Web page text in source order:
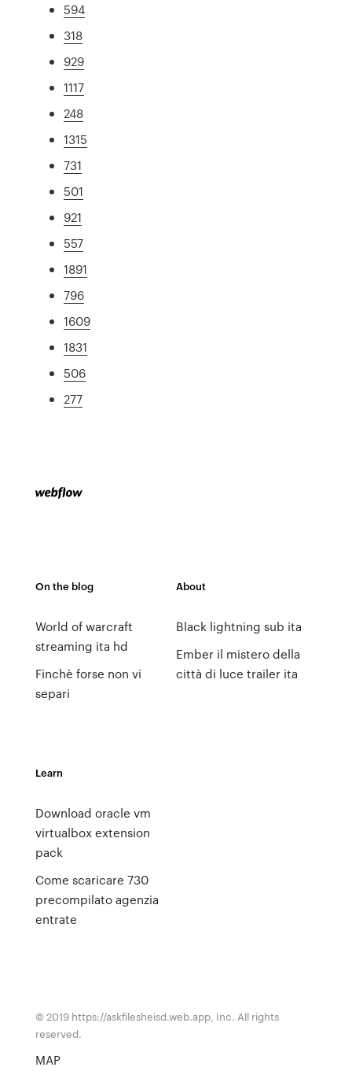
594
318
929
1117
248
1315
731
501
921
557
1891
796
1609
1831
506
277
On the blog
World of warcraft
streaming ita hd
Finchè forse non vi
separi
About
Black lightning sub ita
Ember il mistero della
città di luce trailer ita
Learn
Download oracle vm
virtualbox extension
pack
Come scaricare 730
precompilato agenzia
entrate
© 2019 https://askfilesheisd.web.app, Inc. All rights
reserved.
MAP